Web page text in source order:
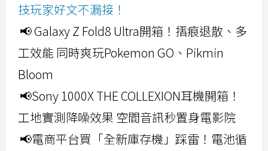
技玩家好文不漏接！
📢 Galaxy Z Fold8 Ultra開箱！摺痕退散、多
工效能 同時爽玩Pokemon GO、Pikmin
Bloom
📢Sony 1000X THE COLLEXION耳機開箱！
工地實測降噪效果 空間音訊秒置身電影院
📢電商平台買「全新庫存機」踩雷！電池循